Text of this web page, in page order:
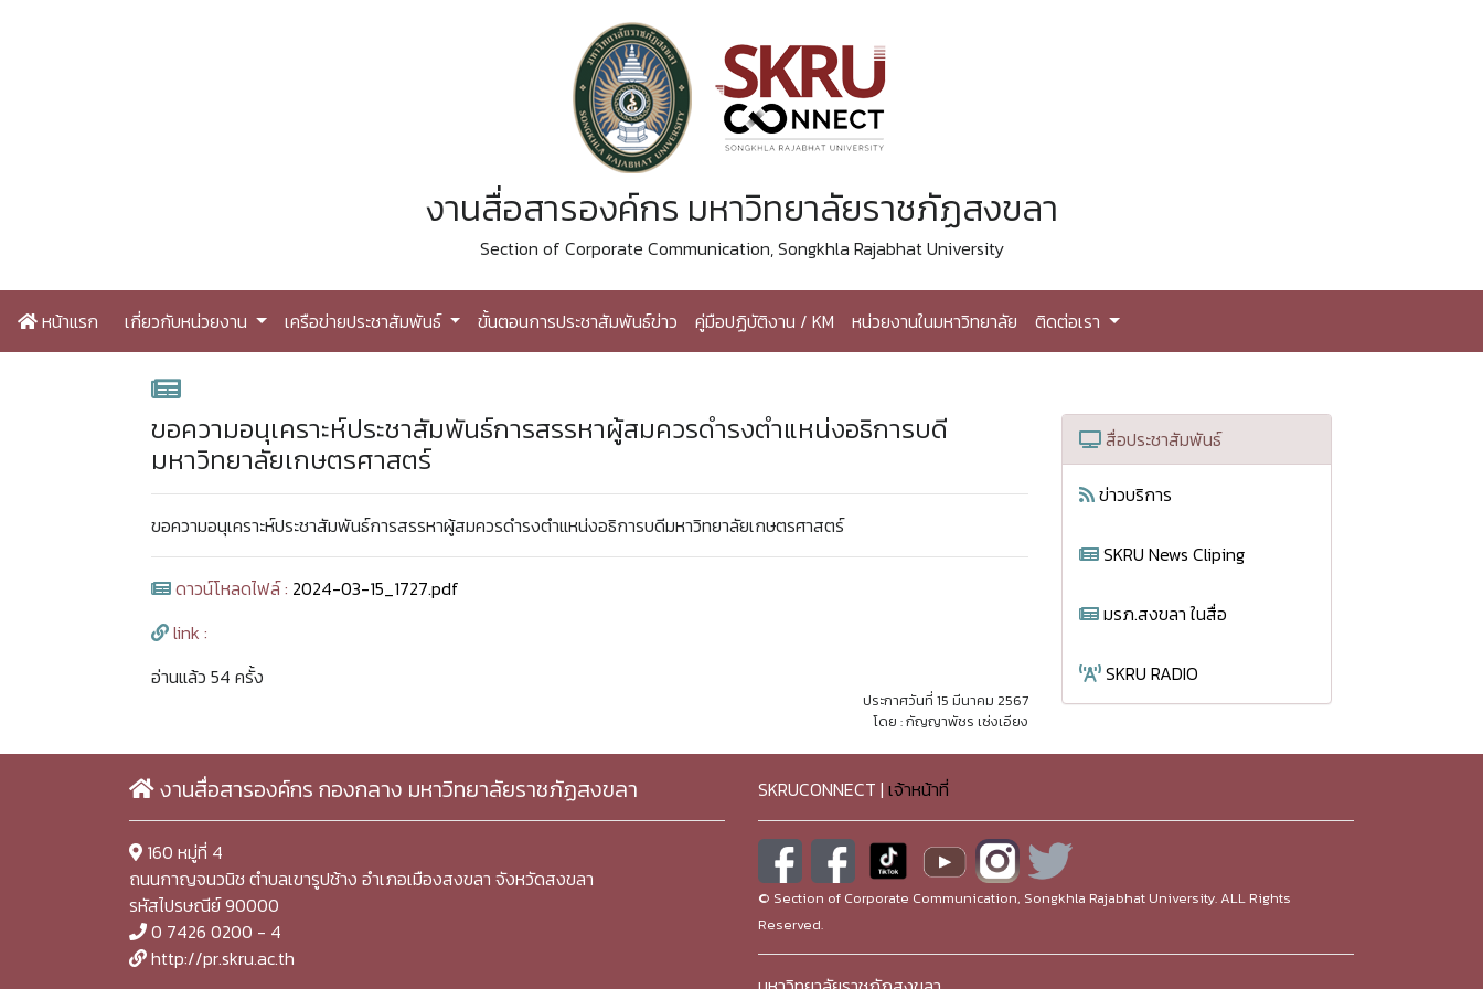
งานสื่อสารองค์กร มหาวิทยาลัยราชภัฏสงขลา
Section of Corporate Communication, Songkhla Rajabhat University
หน้าแรก เกี่ยวกับหน่วยงาน เครือข่ายประชาสัมพันธ์ ขั้นตอนการประชาสัมพันธ์ข่าว คู่มือปฏิบัติงาน / KM หน่วยงานในมหาวิทยาลัย ติดต่อเรา
ขอความอนุเคราะห์ประชาสัมพันธ์การสรรหาผู้สมควรดำรงตำแหน่งอธิการบดี
มหาวิทยาลัยเกษตรศาสตร์
ขอความอนุเคราะห์ประชาสัมพันธ์การสรรหาผู้สมควรดำรงตำแหน่งอธิการบดีมหาวิทยาลัยเกษตรศาสตร์
ดาวน์โหลดไฟล์ : 2024-03-15_1727.pdf
link :
อ่านแล้ว 54 ครั้ง
ประกาศวันที่ 15 มีนาคม 2567
โดย : กัญญาพัชร เซ่งเอียง
สื่อประชาสัมพันธ์
ข่าวบริการ
SKRU News Cliping
มรภ.สงขลา ในสื่อ
SKRU RADIO
งานสื่อสารองค์กร กองกลาง มหาวิทยาลัยราชภัฏสงขลา
160 หมู่ที่ 4
ถนนกาญจนวนิช ตำบลเขารูปช้าง อำเภอเมืองสงขลา จังหวัดสงขลา
รหัสไปรษณีย์ 90000
0 7426 0200 - 4
http://pr.skru.ac.th
SKRUCONNECT | เจ้าหน้าที่
© Section of Corporate Communication, Songkhla Rajabhat University. ALL Rights
Reserved.